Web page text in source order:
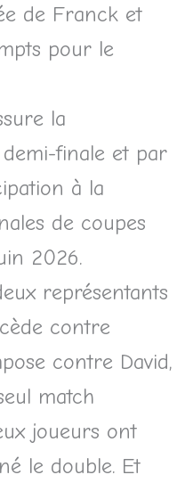
de Franck et
pour le
la
finale et par
à la
de coupes
2026.
représentants
contre
contre David,
match
joueurs ont
le double. Et